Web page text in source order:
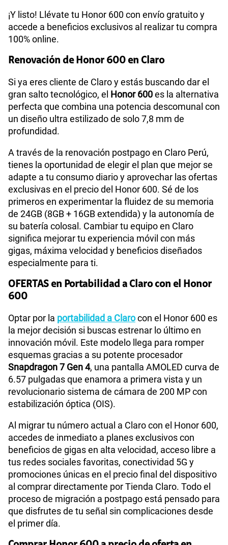
¡Y listo! Llévate tu Honor 600 con envío gratuito y
accede a beneficios exclusivos al realizar tu compra
100% online.
Renovación de Honor 600 en Claro
Si ya eres cliente de Claro y estás buscando dar el
gran salto tecnológico, el Honor 600es la alternativa
perfecta que combina una potencia descomunal con
un diseño ultra estilizado de solo 7,8 mm de
profundidad.
A través de la renovación postpago en Claro Perú,
tienes la oportunidad de elegir el plan que mejor se
adapte a tu consumo diario y aprovechar las ofertas
exclusivas en el precio del Honor 600. Sé de los
primeros en experimentar la fluidez de su memoria
de 24GB (8GB + 16GB extendida) y la autonomía de
su batería colosal. Cambiar tu equipo en Claro
significa mejorar tu experiencia móvil con más
gigas, máxima velocidad y beneficios diseñados
especialmente para ti.
OFERTAS en Portabilidad a Claro con el Honor
600
Optar por la portabilidad a Clarocon el Honor 600 es
la mejor decisión si buscas estrenar lo último en
innovación móvil. Este modelo llega para romper
esquemas gracias a su potente procesador
Snapdragon 7 Gen 4, una pantalla AMOLED curva de
6.57 pulgadas que enamora a primera vista y un
revolucionario sistema de cámara de 200 MP con
estabilización óptica (OIS).
Al migrar tu número actual a Claro con el Honor 600,
accedes de inmediato a planes exclusivos con
beneficios de gigas en alta velocidad, acceso libre a
tus redes sociales favoritas, conectividad 5G y
promociones únicas en el precio final del dispositivo
al comprar directamente por Tienda Claro. Todo el
proceso de migración a postpago está pensado para
que disfrutes de tu señal sin complicaciones desde
el primer día.